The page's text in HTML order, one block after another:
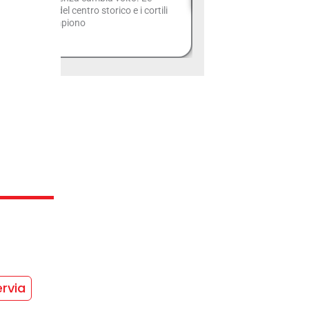
le strade del centro storico e i cortili
palazzi si riempiono